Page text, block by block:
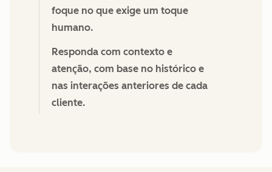
foque no que exige um toque
humano.
Responda com contexto e
atenção, com base no histórico e
nas interações anteriores de cada
cliente.